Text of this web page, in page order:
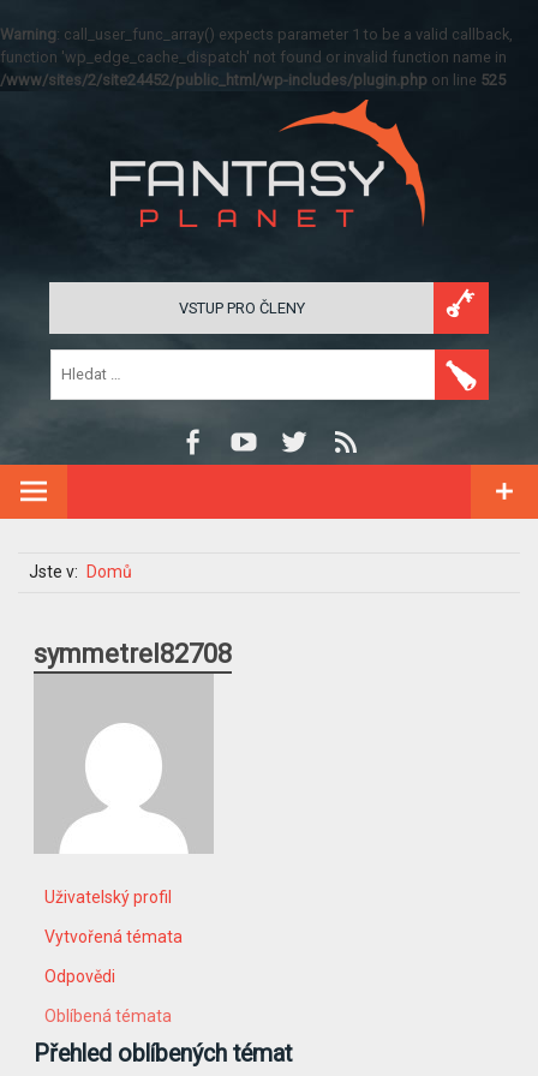
Warning: call_user_func_array() expects parameter 1 to be a valid callback,
function 'wp_edge_cache_dispatch' not found or invalid function name in
/www/sites/2/site24452/public_html/wp-includes/plugin.php on line 525
VSTUP PRO ČLENY
Jste v: Domů
symmetrel82708
Uživatelský profil
Vytvořená témata
Odpovědi
Oblíbená témata
Přehled oblíbených témat